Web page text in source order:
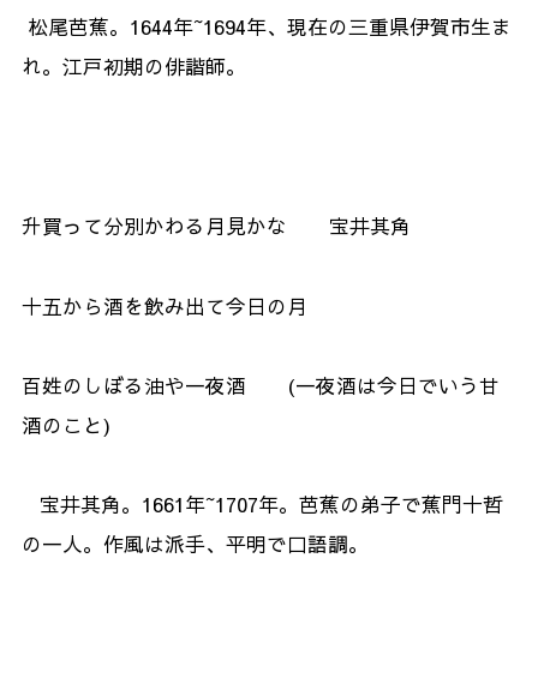
松尾芭蕉。1644年~1694年、現在の三重県伊賀市生ま
れ。江戸初期の俳諧師。
升買って分別かわる月見かな 宝井其角
十五から酒を飲み出て今日の月
百姓のしぼる油や一夜酒 (一夜酒は今日でいう甘
酒のこと)
宝井其角。1661年~1707年。芭蕉の弟子で蕉門十哲
の一人。作風は派手、平明で口語調。